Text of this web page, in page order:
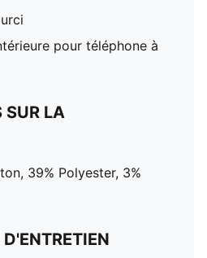
pour téléphone à
SUR LA
39% Polyester, 3%